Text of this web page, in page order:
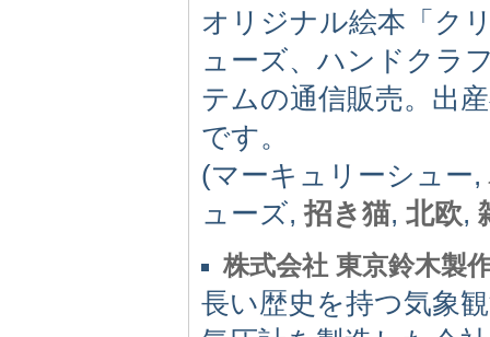
オリジナル絵本「ク
ューズ、ハンドクラ
テムの通信販売。出
です。
(マーキュリーシュー,
ューズ,招き猫, 北欧,
株式会社 東京鈴木製
長い歴史を持つ気象